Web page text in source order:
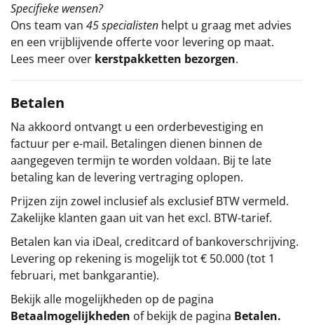
Specifieke wensen?
Ons team van 45 specialisten helpt u graag met advies
en een vrijblijvende offerte voor levering op maat.
Lees meer over kerstpakketten bezorgen.
Betalen
Na akkoord ontvangt u een orderbevestiging en
factuur per e-mail. Betalingen dienen binnen de
aangegeven termijn te worden voldaan. Bij te late
betaling kan de levering vertraging oplopen.
Prijzen zijn zowel inclusief als exclusief BTW vermeld.
Zakelijke klanten gaan uit van het excl. BTW-tarief.
Betalen kan via iDeal, creditcard of bankoverschrijving.
Levering op rekening is mogelijk tot € 50.000 (tot 1
februari, met bankgarantie).
Bekijk alle mogelijkheden op de pagina
Betaalmogelijkheden of bekijk de pagina Betalen.